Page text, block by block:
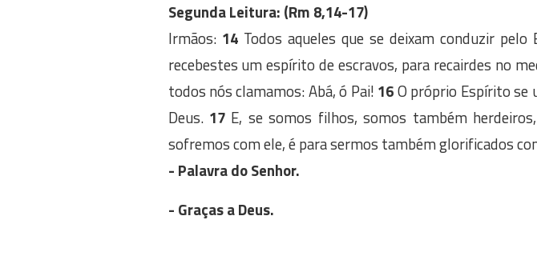
Segunda Leitura: (Rm 8,14-17)
Irmãos: 14Todos aqueles que se deixam conduzir
recebestes um espírito de escravos, para recairdes no
todos nós clamamos: Abá, ó Pai! 16O próprio Espírito se
Deus. 17E, se somos filhos, somos também
sofremos com ele, é para sermos também glorificados
- Palavra do Senhor.
- Graças a Deus.